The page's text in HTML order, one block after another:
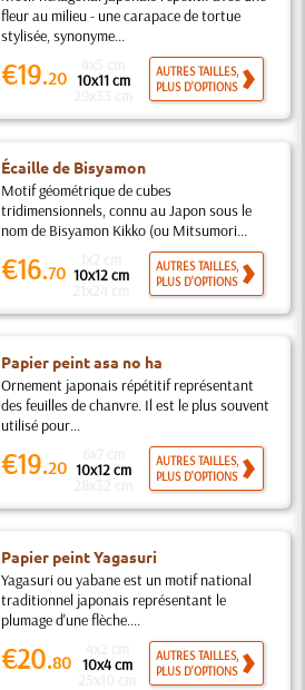
fleur au milieu - une carapace de tortue
stylisée, synonyme...
€19.20 10x11 cm
AUTRES TAILLES,
PLUS D'OPTIONS
Écaille de Bisyamon
Motif géométrique de cubes
tridimensionnels, connu au Japon sous le
nom de Bisyamon Kikko (ou Mitsumori...
€16.70 10x12 cm
AUTRES TAILLES,
PLUS D'OPTIONS
Papier peint asa no ha
Ornement japonais répétitif représentant
des feuilles de chanvre. Il est le plus souvent
utilisé pour...
€19.20 10x12 cm
AUTRES TAILLES,
PLUS D'OPTIONS
Papier peint Yagasuri
Yagasuri ou yabane est un motif national
traditionnel japonais représentant le
plumage d'une flèche....
€20.80 10x4 cm
AUTRES TAILLES,
PLUS D'OPTIONS